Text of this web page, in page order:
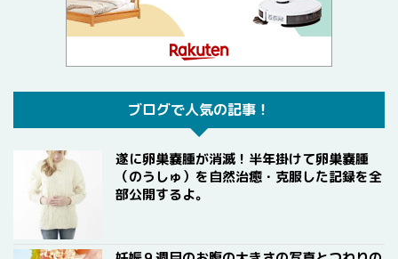
ブログで人気の記事！
遂に卵巣嚢腫が消滅！半年掛けて卵巣嚢腫
（のうしゅ）を自然治癒・克服した記録を全
部公開するよ。